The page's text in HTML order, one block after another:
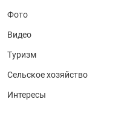
Фото
Видео
Туризм
Сельское хозяйство
Интересы